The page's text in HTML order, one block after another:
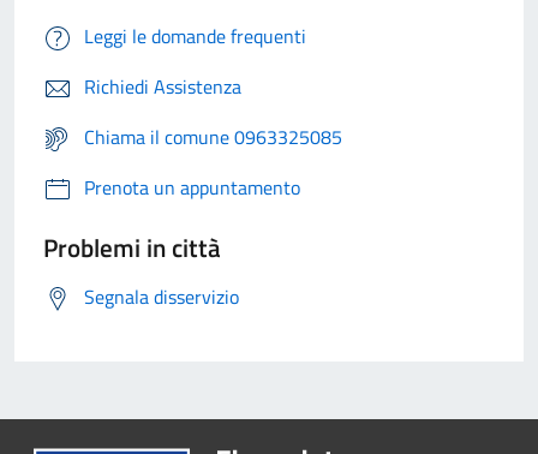
Leggi le domande frequenti
Richiedi Assistenza
Chiama il comune 0963325085
Prenota un appuntamento
Problemi in città
Segnala disservizio